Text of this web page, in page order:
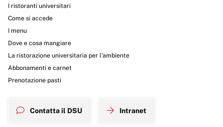
I ristoranti universitari
Come si accede
I menu
Dove e cosa mangiare
La ristorazione universitaria per l’ambiente
Abbonamenti e carnet
Prenotazione pasti
Contatta il DSU Intranet